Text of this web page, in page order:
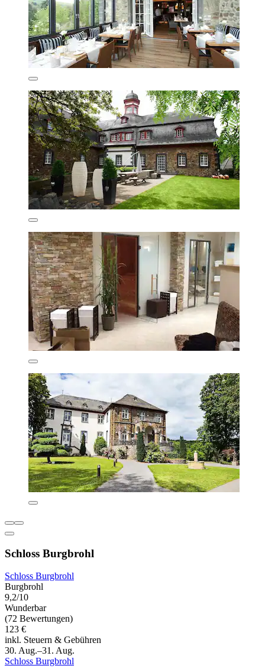
Schloss Burgbrohl
Schloss Burgbrohl
Burgbrohl
9,2/10
Wunderbar
(72 Bewertungen)
123 €
inkl. Steuern & Gebühren
30. Aug.–31. Aug.
Schloss Burgbrohl